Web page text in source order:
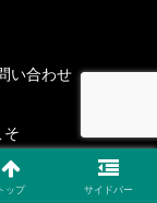
い合わせ
そ
Reserved.
トップ サイドバー